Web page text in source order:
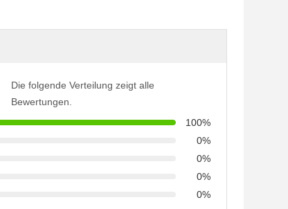
Die folgende Verteilung zeigt alle
Bewertungen.
100%
0%
0%
0%
0%